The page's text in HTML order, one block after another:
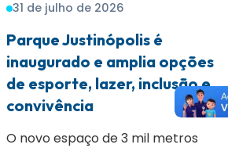
31 de julho de 2026
Parque Justinópolis é
inaugurado e amplia opções
de esporte, lazer, inclusão e
convivência
O novo espaço de 3 mil metros